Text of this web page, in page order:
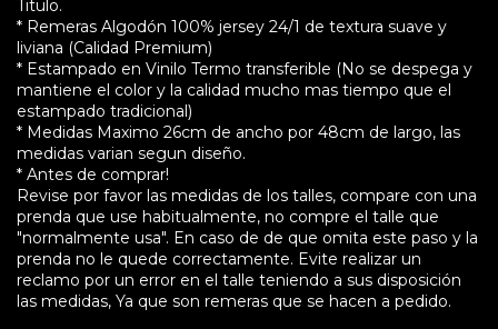
Titulo.
* Remeras Algodón 100% jersey 24/1 de textura suave y
liviana (Calidad Premium)
* Estampado en Vinilo Termo transferible (No se despega y
mantiene el color y la calidad mucho mas tiempo que el
estampado tradicional)
* Medidas Maximo 26cm de ancho por 48cm de largo, las
medidas varian segun diseño.
* Antes de comprar!
Revise por favor las medidas de los talles, compare con una
prenda que use habitualmente, no compre el talle que
"normalmente usa". En caso de de que omita este paso y la
prenda no le quede correctamente. Evite realizar un
reclamo por un error en el talle teniendo a sus disposición
las medidas, Ya que son remeras que se hacen a pedido.